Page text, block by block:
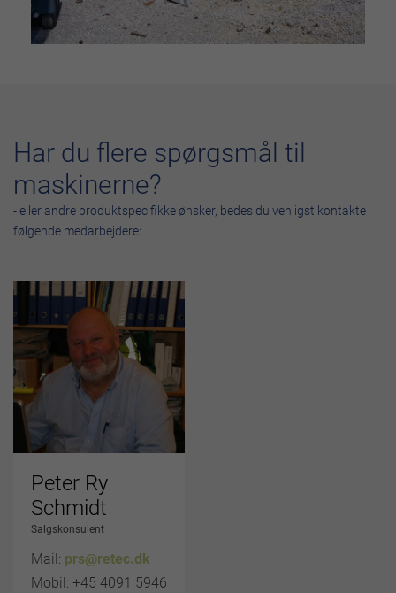
Har du flere spørgsmål til
maskinerne?
- eller andre produktspecifikke ønsker, bedes du venligst kontakte
følgende medarbejdere:
Peter Ry
Schmidt
Salgskonsulent
Mail: prs@retec.dk
Mobil: +45 4091 5946